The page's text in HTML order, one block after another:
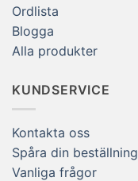
Ordlista
Blogga
Alla produkter
KUNDSERVICE
Kontakta oss
Spåra din beställning
Vanliga frågor